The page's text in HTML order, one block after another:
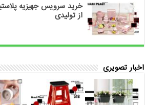
خرید سرویس جهیزیه
از تولیدی
اخبار تصویری